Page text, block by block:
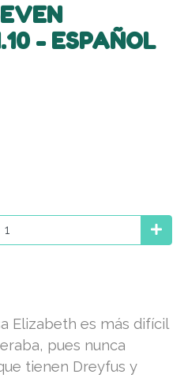
- ESPAÑOL
Elizabeth es más difícil
pues nunca
tienen Dreyfus y